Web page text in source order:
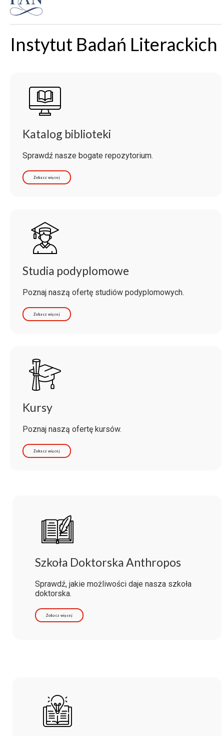
Instytut Badań Literackich
Katalog biblioteki
Sprawdź nasze bogate repozytorium.
Zobacz więcej
Studia podyplomowe
Poznaj naszą ofertę studiów podyplomowych.
Zobacz więcej
Kursy
Poznaj naszą ofertę kursów.
Zobacz więcej
Szkoła Doktorska Anthropos
Sprawdź, jakie możliwości daje nasza szkoła
doktorska.
Zobacz więcej